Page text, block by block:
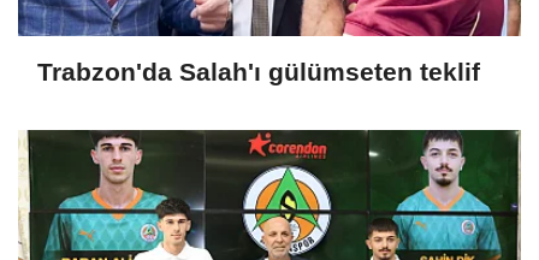
Trabzon'da Salah'ı gülümseten teklif